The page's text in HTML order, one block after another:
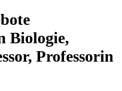
Biologie,
Professorin